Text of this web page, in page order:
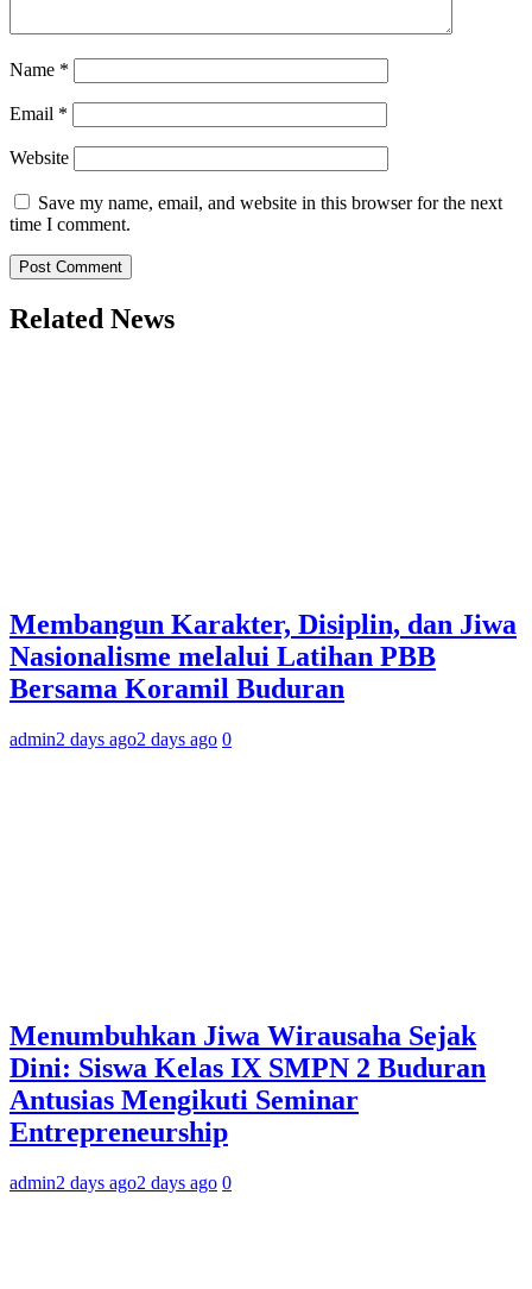
Name *
Email *
Website
Save my name, email, and website in this browser for the next
time I comment.
Related News
Membangun Karakter, Disiplin, dan Jiwa
Nasionalisme melalui Latihan PBB
Bersama Koramil Buduran
admin2 days ago2 days ago 0
Menumbuhkan Jiwa Wirausaha Sejak
Dini: Siswa Kelas IX SMPN 2 Buduran
Antusias Mengikuti Seminar
Entrepreneurship
admin2 days ago2 days ago 0